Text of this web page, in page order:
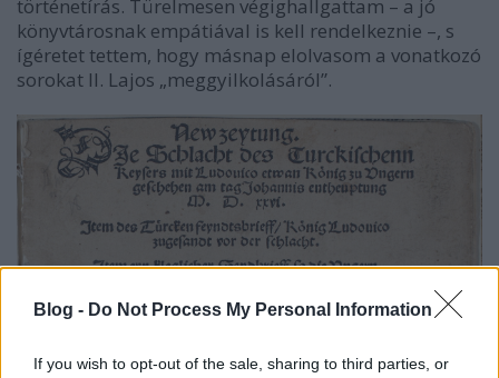
Blog - Do Not Process My Personal Information
If you wish to opt-out of the sale, sharing to third parties, or
történetírás. Türelmesen végighallgattam – a jó
könyvtárosnak empátiával is kell rendelkeznie –, s
ígéretet tettem, hogy másnap elolvasom a vonatkozó
sorokat II. Lajos „meggyilkolásáról”.